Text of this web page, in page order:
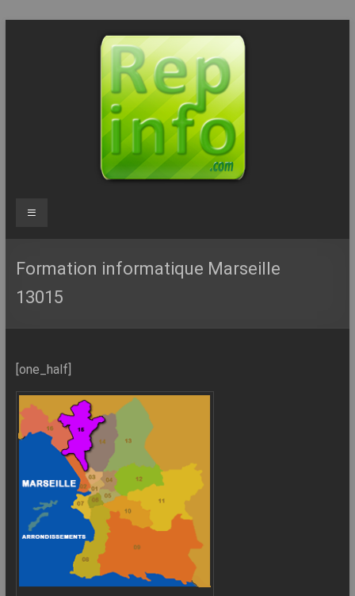
Repinfo.com
Formation
–
Depannage
–
Internet
l’Informatique
Expliquée
Simplement
Menu
Formation informatique Marseille
13015
[one_half]